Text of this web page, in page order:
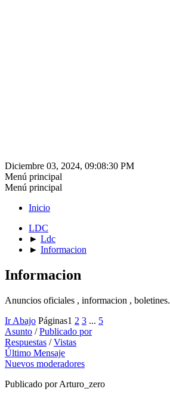
Diciembre 03, 2024, 09:08:30 PM
Menú principal
Menú principal
Inicio
LDC
► Ldc
► Informacion
Informacion
Anuncios oficiales , informacion , boletines.
Ir Abajo Páginas1 2 3 ... 5
Asunto /Publicado por
Respuestas /Vistas
Último Mensaje
Nuevos moderadores
Publicado por Arturo_zero